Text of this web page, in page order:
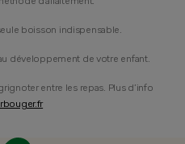
boisson indispensable.
développement de votre enfant.
entre les repas. Plus d’info